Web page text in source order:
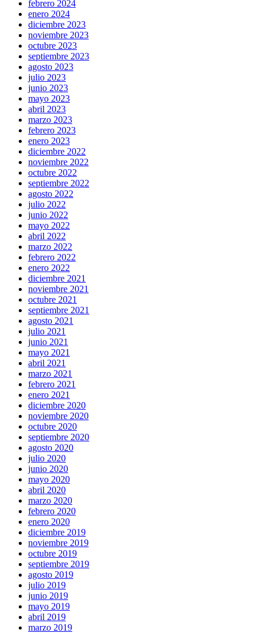
febrero 2024
enero 2024
diciembre 2023
noviembre 2023
octubre 2023
septiembre 2023
agosto 2023
julio 2023
junio 2023
mayo 2023
abril 2023
marzo 2023
febrero 2023
enero 2023
diciembre 2022
noviembre 2022
octubre 2022
septiembre 2022
agosto 2022
julio 2022
junio 2022
mayo 2022
abril 2022
marzo 2022
febrero 2022
enero 2022
diciembre 2021
noviembre 2021
octubre 2021
septiembre 2021
agosto 2021
julio 2021
junio 2021
mayo 2021
abril 2021
marzo 2021
febrero 2021
enero 2021
diciembre 2020
noviembre 2020
octubre 2020
septiembre 2020
agosto 2020
julio 2020
junio 2020
mayo 2020
abril 2020
marzo 2020
febrero 2020
enero 2020
diciembre 2019
noviembre 2019
octubre 2019
septiembre 2019
agosto 2019
julio 2019
junio 2019
mayo 2019
abril 2019
marzo 2019